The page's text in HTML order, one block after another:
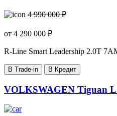
4 990 000 ₽
от 4 290 000 ₽
R-Line Smart Leadership 2.0T
В Trade-in В Кредит
VOLKSWAGEN Tiguan